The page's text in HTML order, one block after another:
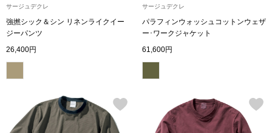
／チュニック
ショルダーバ
クラッチバッグ
ボディバッグ
サージュデクレ
強撚シック＆シン リネンライクイー
ジーパンツ
26,400円
サージュデクレ
パラフィンウォッシュコットンウェザ
ー･ワークジャケット
61,600円